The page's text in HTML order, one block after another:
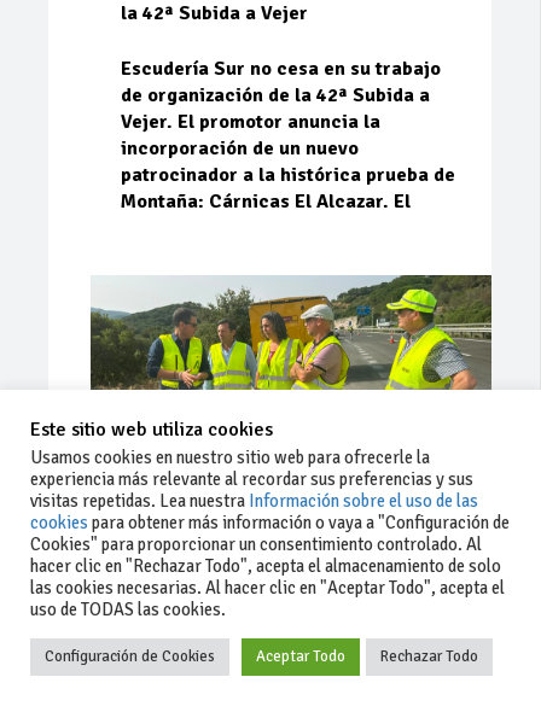
la 42ª Subida a Vejer
Escudería Sur no cesa en su trabajo
de organización de la 42ª Subida a
Vejer. El promotor anuncia la
incorporación de un nuevo
patrocinador a la histórica prueba de
Montaña: Cárnicas El Alcazar. El
Ago 03, 2026 76 0 0
La Junta implementa mejoras en la
A381 por Los Barrios
Este sitio web utiliza cookies
Usamos cookies en nuestro sitio web para ofrecerle la
experiencia más relevante al recordar sus preferencias y sus
visitas repetidas. Lea nuestra Información sobre el uso de las
cookies para obtener más información o vaya a "Configuración de
Cookies" para proporcionar un consentimiento controlado. Al
hacer clic en "Rechazar Todo", acepta el almacenamiento de solo
las cookies necesarias. Al hacer clic en "Aceptar Todo", acepta el
uso de TODAS las cookies.
Configuración de Cookies Aceptar Todo Rechazar Todo